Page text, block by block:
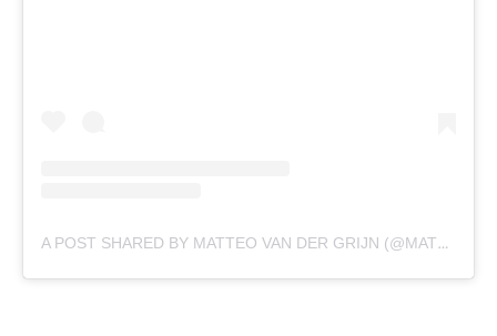
A POST SHARED BY MATTEO VAN DER GRIJN (@MATTEOVDGRIJN)